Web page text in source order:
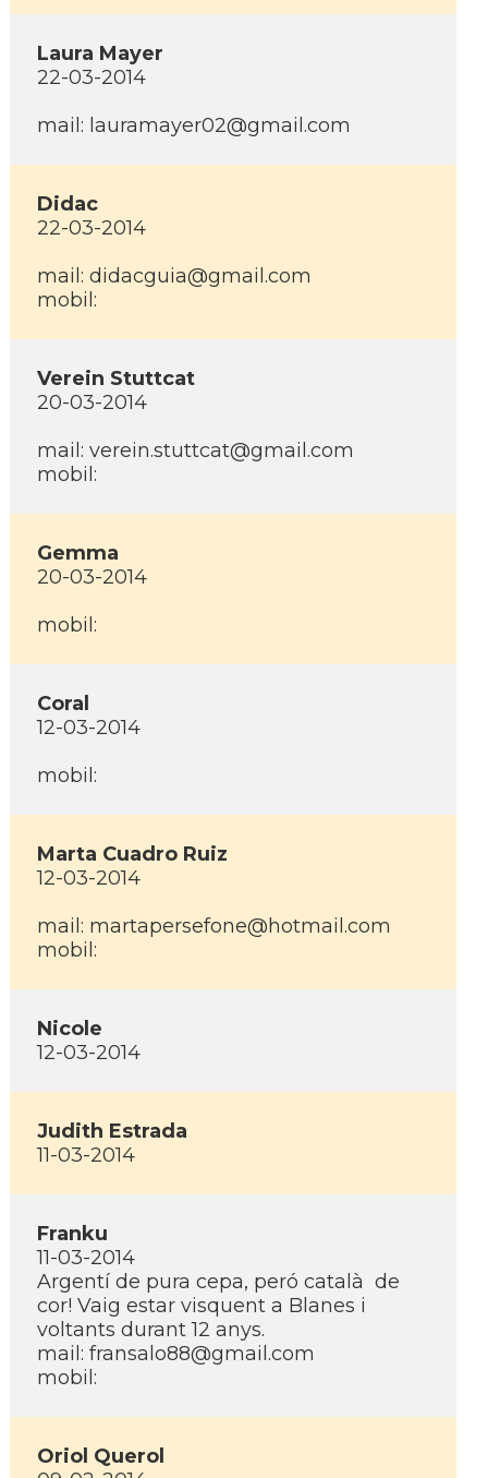
Laura Mayer
22-03-2014
mail: lauramayer02@gmail.com
Didac
22-03-2014
mail: didacguia@gmail.com
mobil:
Verein Stuttcat
20-03-2014
mail: verein.stuttcat@gmail.com
mobil:
Gemma
20-03-2014
mobil:
Coral
12-03-2014
mobil:
Marta Cuadro Ruiz
12-03-2014
mail: martapersefone@hotmail.com
mobil:
Nicole
12-03-2014
Judith Estrada
11-03-2014
Franku
11-03-2014
Argentí­ de pura cepa, peró català de
cor! Vaig estar visquent a Blanes i
voltants durant 12 anys.
mail: fransalo88@gmail.com
mobil:
Oriol Querol